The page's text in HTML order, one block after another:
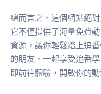
總而言之，這個網站絕
它不僅提供了海量免費
資源，讓你輕鬆踏上追
的朋友，一起享受追番
即前往體驗，開啟你的